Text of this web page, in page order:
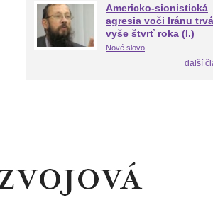
Americko-sionistická
agresia voči Iránu
vyše štvrť roka (I.)
Nové slovo
další